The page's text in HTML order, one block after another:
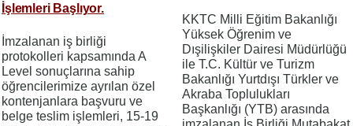
İşlemleri Başlıyor.
İmzalanan iş birliği
protokolleri kapsamında A
Level sonuçlarına sahip
öğrencilerimize ayrılan özel
kontenjanlara başvuru ve
belge teslim işlemleri, 15-19
KKTC Milli Eğitim Bakanlığı
Yüksek Öğrenim ve
Dışilişkiler Dairesi Müdürlüğü
ile T.C. Kültür ve Turizm
Bakanlığı Yurtdışı Türkler ve
Akraba Toplulukları
Başkanlığı (YTB) arasında